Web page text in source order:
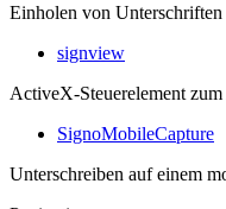
Einholen von Unterschriften
signview
ActiveX-Steuerelement
SignoMobileCapture
Unterschreiben auf einem